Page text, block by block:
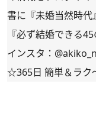
書に 『未婚当然時代』
『必ず結婚できる
インスタ：
☆365日 簡単＆ラク